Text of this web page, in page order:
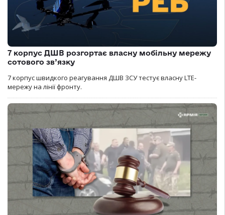
7 корпус ДШВ розгортає власну мобільну мережу
сотового зв’язку
7 корпус швидкого реагування ДШВ ЗСУ тестує власну LTE-
мережу на лінії фронту.